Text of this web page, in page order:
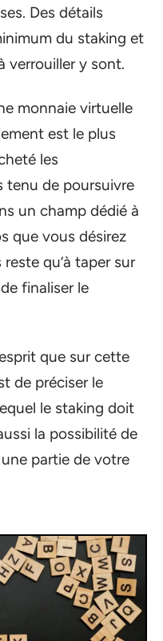
Des détails
du staking et
verrouiller y sont.
monnaie virtuelle
est le plus
les
tenu de poursuivre
un champ dédié à
que vous désirez
qu’à taper sur
finaliser le
que sur cette
de préciser le
le staking doit
la possibilité de
partie de votre